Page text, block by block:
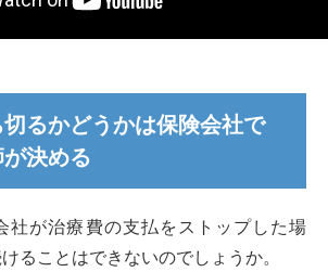
るかどうかは保険会社で
決める
社が治療費の支払をストップした場
ることはできないのでしょうか。